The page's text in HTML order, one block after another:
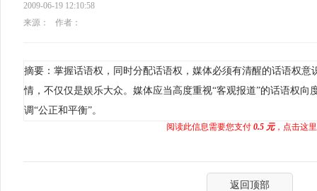
2009-06-19 12:10:58
来源：
作者：
摘要：掌握话语权，同时分配话语权，媒体必须有清醒的话语权意
情，不仅仅是娱乐大众。媒体应当高度重视“客观报道”的话语权向
调“公正和平衡”。
阅读此信息需要您支付 0.5 元，点击这
返回顶部